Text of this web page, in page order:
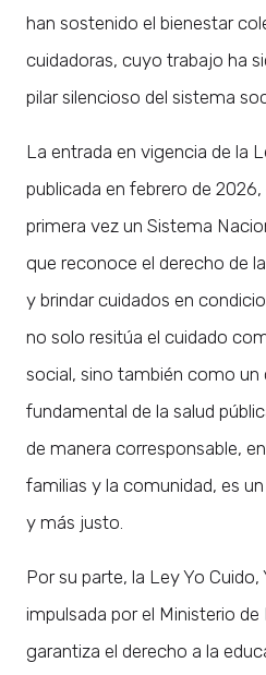
han sostenido el bienestar
cuidadoras, cuyo trabajo ha
pilar silencioso del sistema
La entrada en vigencia de la
publicada en febrero de
primera vez un Sistema
que reconoce el derecho de
y brindar cuidados en
no solo resitúa el cuidado
social, sino también como
fundamental de la salud
de manera corresponsable,
familias y la comunidad, es
y más justo.
Por su parte, la Ley Yo Cuido,
impulsada por el Ministerio de
garantiza el derecho a la